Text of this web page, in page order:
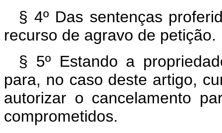
§ 4º Das sentenças
recurso de agravo de petição.
§ 5º Estando a
para, no caso deste artigo,
autorizar o cancelamento
comprometidos.